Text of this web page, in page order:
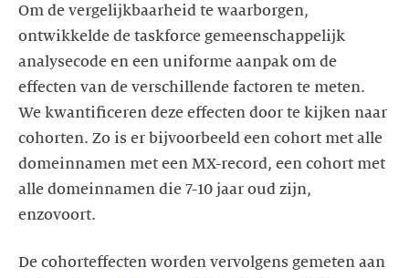
Om de vergelijkbaarheid te waarborgen,
ontwikkelde de taskforce gemeenschappelijk
analysecode en een uniforme aanpak om de
effecten van de verschillende factoren te meten.
We kwantificeren deze effecten door te kijken naar
cohorten. Zo is er bijvoorbeeld een cohort met alle
domeinnamen met een MX-record, een cohort met
alle domeinnamen die 7-10 jaar oud zijn,
enzovoort.
De cohorteffecten worden vervolgens gemeten aan